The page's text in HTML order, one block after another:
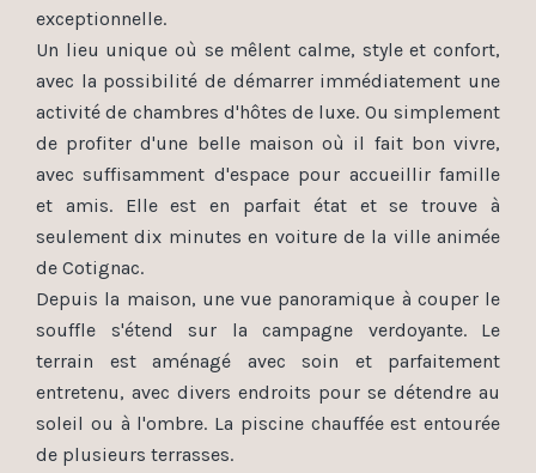
exceptionnelle.
Un lieu unique où se mêlent calme, style et confort,
avec la possibilité de démarrer immédiatement une
activité de chambres d'hôtes de luxe. Ou simplement
de profiter d'une belle maison où il fait bon vivre,
avec suffisamment d'espace pour accueillir famille
et amis. Elle est en parfait état et se trouve à
seulement dix minutes en voiture de la ville animée
de Cotignac.
Depuis la maison, une vue panoramique à couper le
souffle s'étend sur la campagne verdoyante. Le
terrain est aménagé avec soin et parfaitement
entretenu, avec divers endroits pour se détendre au
soleil ou à l'ombre. La piscine chauffée est entourée
de plusieurs terrasses.